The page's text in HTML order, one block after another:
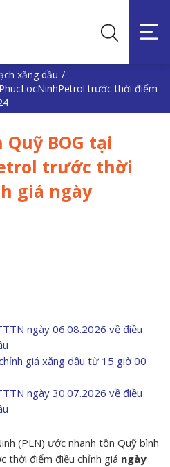
xăng dầu /
trước thời điểm
BOG tại
trước thời
giá ngày
ngày 06.08.2026 về điều
giá xăng dầu từ 15 giờ 00
ngày 30.07.2026 về điều
(PLN) ước nhanh tồn Quỹ bình
thời điểm điều chỉnh giá ngày